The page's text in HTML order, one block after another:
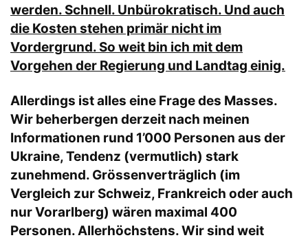
werden. Schnell. Unbürokratisch. Und auch
die Kosten stehen primär nicht im
Vordergrund. So weit bin ich mit dem
Vorgehen der Regierung und Landtag einig.
Allerdings ist alles eine Frage des Masses.
Wir beherbergen derzeit nach meinen
Informationen rund 1’000 Personen aus der
Ukraine, Tendenz (vermutlich) stark
zunehmend. Grössenverträglich (im
Vergleich zur Schweiz, Frankreich oder auch
nur Vorarlberg) wären maximal 400
Personen. Allerhöchstens. Wir sind weit